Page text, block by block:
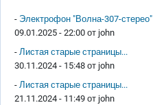
- Электрофон "Волна-307-стерео"
09.01.2025 - 22:00 от john
- Листая старые страницы...
30.11.2024 - 15:48 от john
- Листая старые страницы...
21.11.2024 - 11:49 от john